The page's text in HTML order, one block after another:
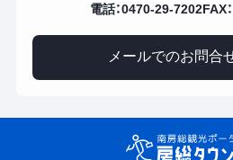
電話：0470-29-7202FAX
メールでのお問合